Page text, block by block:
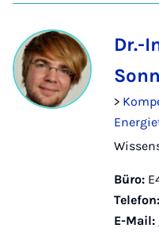
Dr.-
>
Büro:
Telefon:
E-Mail: